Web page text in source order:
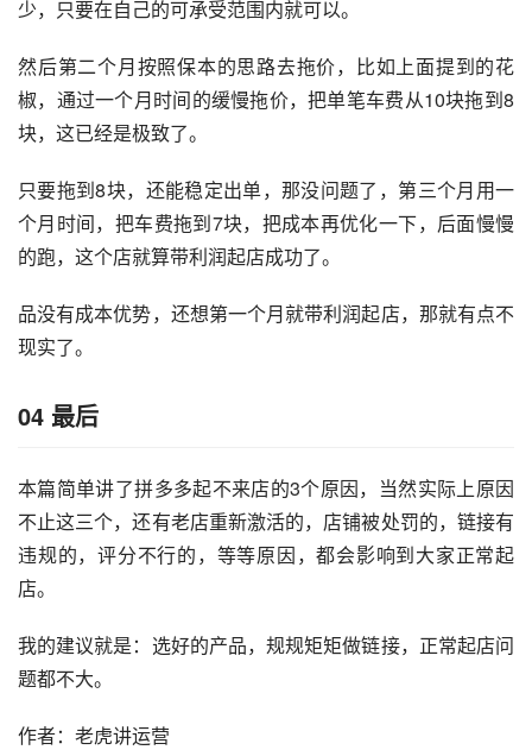
少，只要在自己的可承受范围内就可以。
然后第二个月按照保本的思路去拖价，比如上面提到的花
椒，通过一个月时间的缓慢拖价，把单笔车费从10块拖到8
块，这已经是极致了。
只要拖到8块，还能稳定出单，那没问题了，第三个月用一
个月时间，把车费拖到7块，把成本再优化一下，后面慢慢
的跑，这个店就算带利润起店成功了。
品没有成本优势，还想第一个月就带利润起店，那就有点不
现实了。
04 最后
本篇简单讲了拼多多起不来店的3个原因，当然实际上原因
不止这三个，还有老店重新激活的，店铺被处罚的，链接有
违规的，评分不行的，等等原因，都会影响到大家正常起
店。
我的建议就是：选好的产品，规规矩矩做链接，正常起店问
题都不大。
作者：老虎讲运营